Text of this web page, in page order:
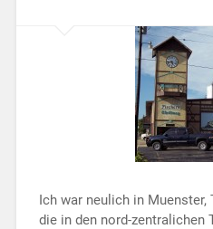
Ich war neulich in
die in den nord-zentralichen